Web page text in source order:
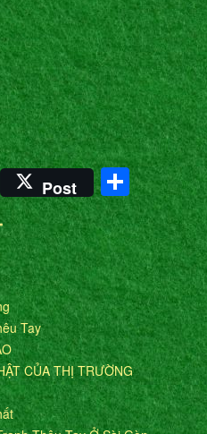
Post Share
Tay
CỦA THỊ TRƯỜNG